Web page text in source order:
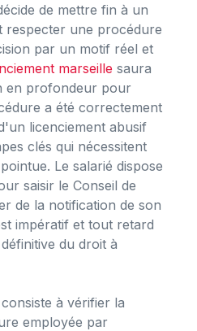
de mettre fin à un
respecter une procédure
par un motif réel et
marseille saura
en profondeur pour
a été correctement
licenciement abusif
clés qui nécessitent
Le salarié dispose
saisir le Conseil de
de la notification de son
impératif et tout retard
du droit à
à vérifier la
employée par